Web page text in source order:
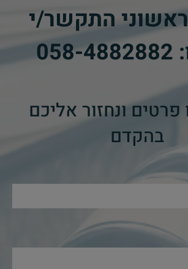
התקשר/י
058-4882882
​
ונחזור אליכם
בהקדם